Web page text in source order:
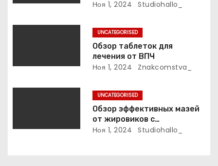
фурункулов
Ноя 1, 2024 Studiohallo_
UNCATEGORISED
Обзор таблеток для
лечения от ВПЧ
Ноя 1, 2024 Znakcomstva_
UNCATEGORISED
Обзор эффективных мазей
от жировиков с
рассасывающим эффектом
Ноя 1, 2024 Studiohallo_